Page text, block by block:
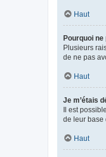
Haut
Pourquoi
Plusieurs
de ne pas
Haut
Je m’étais
Il est
de leur base
Haut